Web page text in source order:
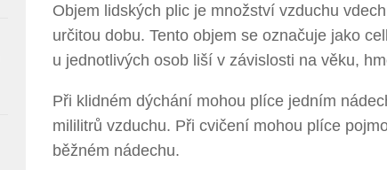
Objem lidských plic je množství vzduchu
určitou dobu. Tento objem se označuje jako
u jednotlivých osob liší v závislosti na věku,
Při klidném dýchání mohou plíce jedním
mililitrů vzduchu. Při cvičení mohou plíce
běžném nádechu.